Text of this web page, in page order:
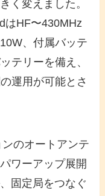
く変えました。
はHF〜430MHz
、付属バッテ
テリーを備え、
運用が可能とさ
のオートアンテ
ワーアップ展開
固定局をつなぐ